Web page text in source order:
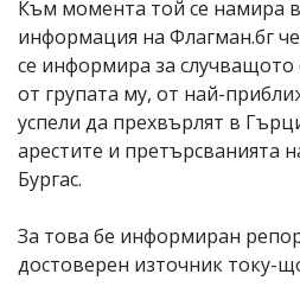
Към момента той се намира
информация на Флагман.бг
се информира за случващото
от групата му, от най-
успели да прехвърлят в
арестите и претърсванията
Бургас.
За това бе информиран
достоверен източник току-